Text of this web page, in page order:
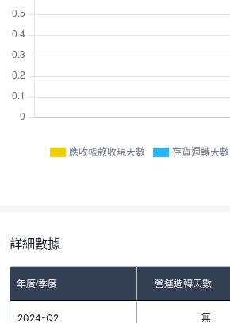
應收帳款收現天數 存貨週轉天數
詳細數據
年度/季度
存貨週轉天數 營運週轉天數
2024-Q2 無